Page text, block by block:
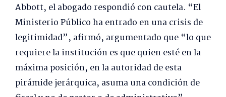
Abbott, el abogado respondió con cautela. “El
Ministerio Público ha entrado en una crisis de
legitimidad”, afirmó, argumentado que “lo que
requiere la institución es que quien esté en la
máxima posición, en la autoridad de esta
pirámide jerárquica, asuma una condición de